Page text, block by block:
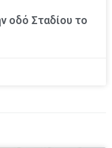
οδό Σταδίου το